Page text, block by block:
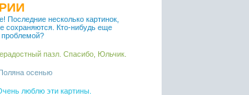
Последние несколько картинок,
сохраняются. Кто-нибудь еще
проблемой?
пазл. Спасибо, Юльчик.
осенью
люблю эти картины.